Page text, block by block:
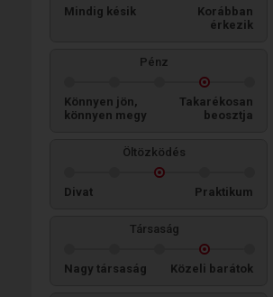
Mindig késik
Korábban
érkezik
Pénz
Könnyen jön,
könnyen megy
Takarékosan
beosztja
Öltözködés
Divat Praktikum
Társaság
Nagy társaság Közeli barátok